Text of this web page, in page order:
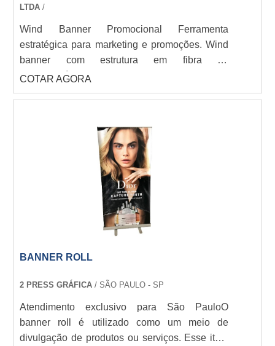
LTDA /
Wind Banner Promocional Ferramenta
estratégica para marketing e promoções. Wind
banner com estrutura em fibra de
vidro/alumínio, formatos gota/pena/retangular
(2m a 5m). Impressão digital em poliéster de
para eventos, PDV e ações externas com
movimento atrativo e máxima visibilidade.
COTAR AGORA
BANNER ROLL
2 PRESS GRÁFICA / SÃO PAULO - SP
Atendimento exclusivo para São PauloO
banner roll é utilizado como um meio de
divulgação de produtos ou serviços. Esse item